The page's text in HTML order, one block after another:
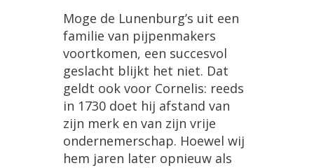
Moge de Lunenburg’s uit een
familie van pijpenmakers
voortkomen, een succesvol
geslacht blijkt het niet. Dat
geldt ook voor Cornelis: reeds
in 1730 doet hij afstand van
zijn merk en van zijn vrije
ondernemerschap. Hoewel wij
hem jaren later opnieuw als